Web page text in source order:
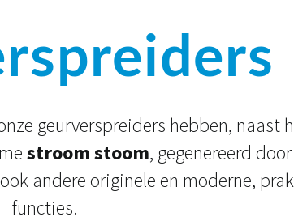
geurverspreiders hebben, naast
stroom stoom, gegenereerd
andere originele en moderne,
functies.